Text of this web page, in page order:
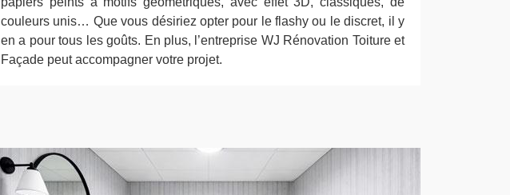
couleurs unis… Que vous désiriez opter pour le flashy ou le discret, il y
en a pour tous les goûts. En plus, l’entreprise WJ Rénovation Toiture et
Façade peut accompagner votre projet.